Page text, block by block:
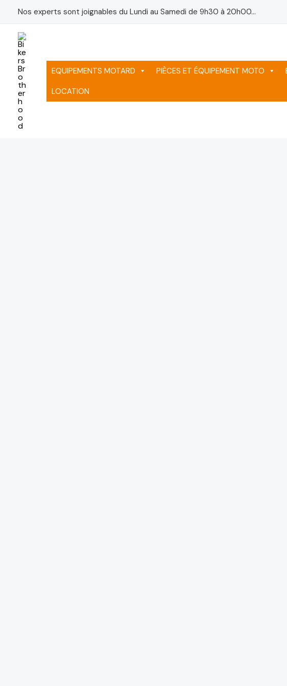
contenu
Nos experts sont joignables du Lundi au Samedi de 9h30 à 20h00...
EQUIPEMENTS MOTARD PIÈCES ET ÉQUIPEMENT MOTO
LOCATION